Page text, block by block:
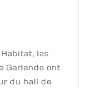
les
Garlande ont
du hall de